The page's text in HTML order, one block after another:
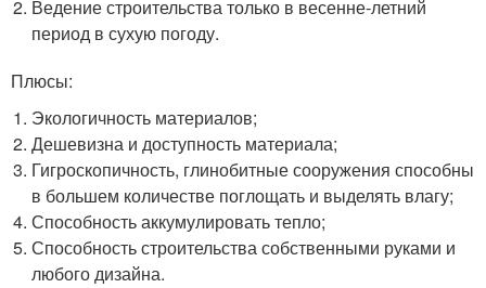
Ведение строительства только в весенне-летний
период в сухую погоду.
Плюсы:
Экологичность материалов;
Дешевизна и доступность материала;
Гигроскопичность, глинобитные сооружения способны
в большем количестве поглощать и выделять влагу;
Способность аккумулировать тепло;
Способность строительства собственными руками и
любого дизайна.